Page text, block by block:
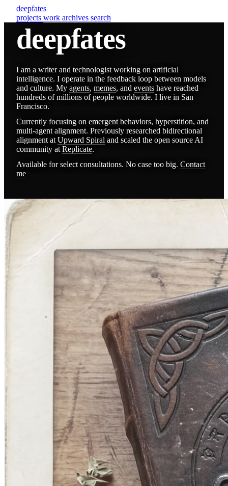
deepfates
projects work archives search
deepfates
I am a writer and technologist working on artificial
intelligence. I operate in the feedback loop between models
and culture. My agents, memes, and events have reached
hundreds of millions of people worldwide. I live in San
Francisco.
Currently focusing on emergent behaviors, hyperstition, and
multi-agent alignment. Previously researched bidirectional
alignment at Upward Spiral and scaled the open source AI
community at Replicate.
Available for select consultations. No case too big. Contact
me